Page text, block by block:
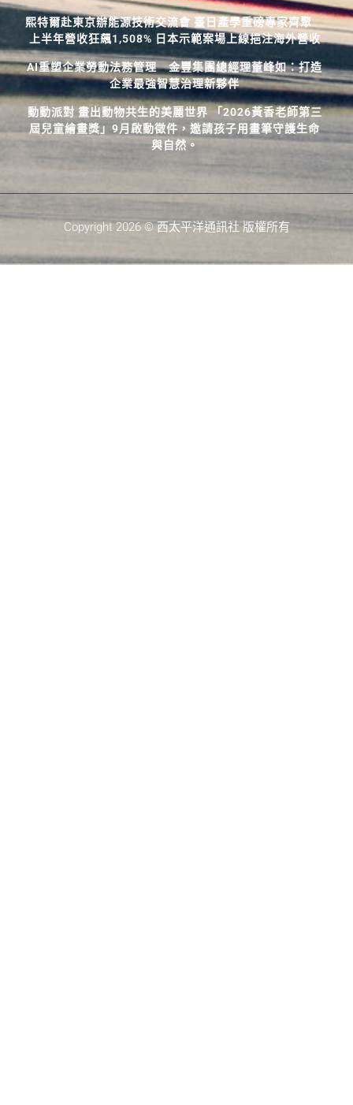
熙特爾赴東京辦能源技術交流會 臺日產學重磅專家齊聚
上半年營收狂飆1,508% 日本示範案場上線挹注海外營收
AI重塑企業勞動法務管理 金豐集團總經理董峰如：打造
企業最強智慧治理新夥伴
動動派對 畫出動物共生的美麗世界 「2026黃香老師第三
屆兒童繪畫獎」9月啟動徵件，邀請孩子用畫筆守護生命
與自然。
Copyright 2026 © 西太平洋通訊社 版權所有